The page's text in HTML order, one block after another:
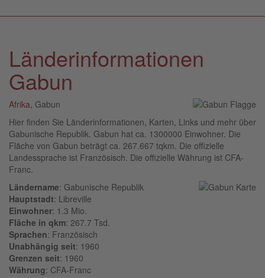
Länderinformationen
Gabun
Afrika , Gabun
Hier finden Sie Länderinformationen, Karten, Links und mehr über
Gabunische Republik. Gabun hat ca. 1300000 Einwohner. Die
Fläche von Gabun beträgt ca. 267.667 tqkm. Die offizielle
Landessprache ist Französisch. Die offizielle Währung ist CFA-
Franc.
Ländername: Gabunische Republik
Hauptstadt: Libreville
Einwohner: 1.3 Mio.
Fläche in qkm: 267.7 Tsd.
Sprachen: Französisch
Unabhängig seit: 1960
Grenzen seit: 1960
Währung: CFA-Franc